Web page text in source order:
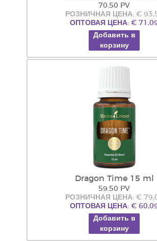
70.50 PV
РОЗНИЧНАЯ ЦЕНА: €
ОПТОВАЯ ЦЕНА: €
Добавить в
корзину
Dragon Time 15 ml
59.50 PV
РОЗНИЧНАЯ ЦЕНА: €
ОПТОВАЯ ЦЕНА: €
Добавить в
корзину